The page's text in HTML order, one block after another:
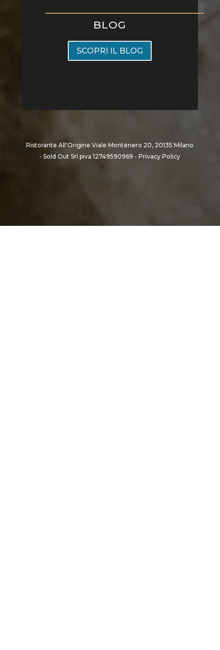
BLOG
SCOPRI IL BLOG
Ristorante All'Origine Viale Montenero 20, 20135 Milano
- Sold Out Srl piva 12749590969 -Privacy Policy